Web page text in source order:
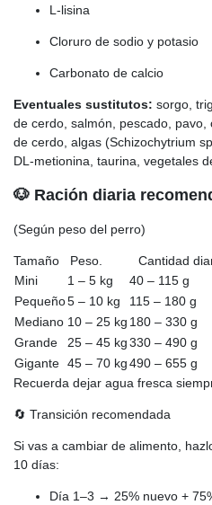
L-lisina
Cloruro de sodio y potasio
Carbonato de calcio
Eventuales sustitutos: sorgo,
de cerdo, salmón, pescado,
de cerdo, algas (Schizochytrium
DL-metionina, taurina, vegetales
🐶 Ración diaria
(Según peso del perro)
Tamaño Peso. Cantidad
Mini
1 – 5 kg
40 – 115 g
Pequeño5 – 10 kg
115 – 180 g
Mediano 10 – 25 kg 180 – 330 g
Grande
25 – 45 kg330 – 490 g
Gigante 45 – 70 kg490 – 655 g
Recuerda dejar agua fresca
🔄 Transición recomendada
Si vas a cambiar de alimento,
10 días:
Día 1–3 → 25% nuevo +